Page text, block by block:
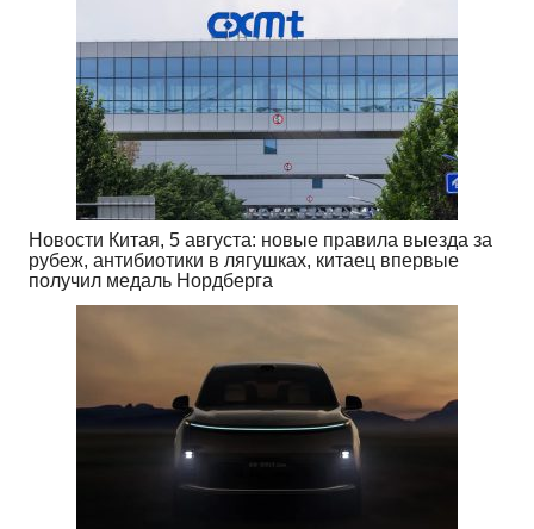
Новости Китая, 5 августа: новые правила выезда за
рубеж, антибиотики в лягушках, китаец впервые
получил медаль Нордберга